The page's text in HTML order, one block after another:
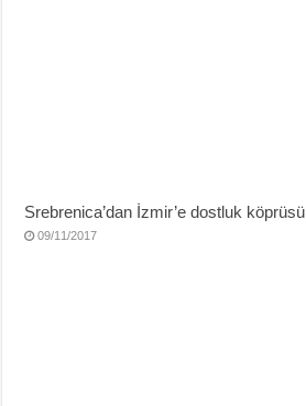
Srebrenica’dan İzmir’e dostluk köprüsü
09/11/2017